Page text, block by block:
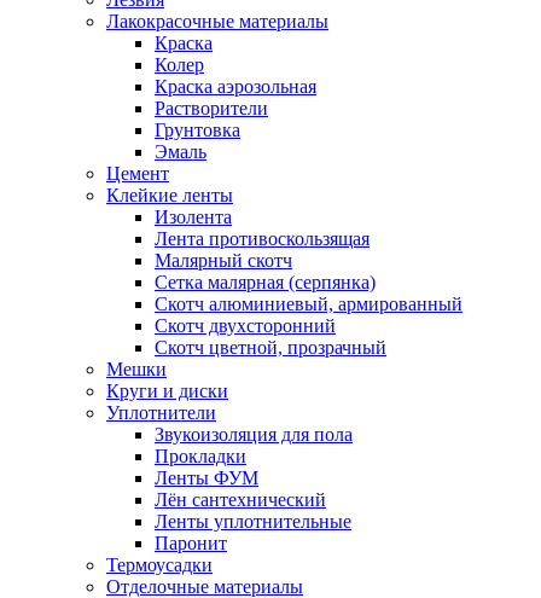
Лакокрасочные материалы
Краска
Колер
Краска аэрозольная
Растворители
Грунтовка
Эмаль
Цемент
Клейкие ленты
Изолента
Лента противоскользящая
Малярный скотч
Сетка малярная (серпянка)
Скотч алюминиевый, армированный
Скотч двухсторонний
Скотч цветной, прозрачный
Мешки
Круги и диски
Уплотнители
Звукоизоляция для пола
Прокладки
Ленты ФУМ
Лён сантехнический
Ленты уплотнительные
Паронит
Термоусадки
Отделочные материалы